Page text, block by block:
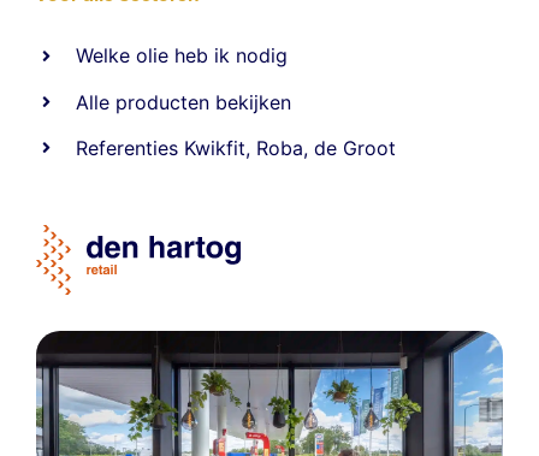
Welke olie heb ik nodig
Alle producten bekijken
Referenties Kwikfit, Roba,de Groot